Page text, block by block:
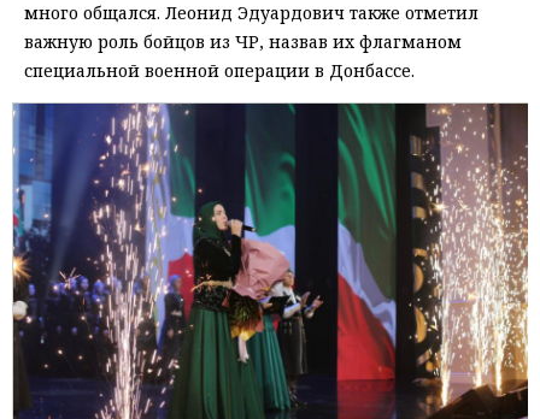
много общался. Леонид Эдуардович также отметил
важную роль бойцов из ЧР, назвав их флагманом
специальной военной операции в Донбассе.